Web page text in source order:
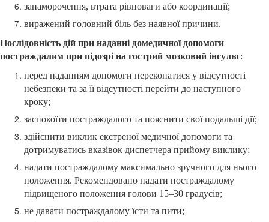
запаморочення, втрата рівноваги або координації;
виражений головний біль без наявної причини.
Послідовність дій при наданні домедичної допомоги
постраждалим при підозрі на гострий мозковий інсульт:
перед наданням допомоги переконатися у відсутності
небезпеки та за її відсутності перейти до наступного
кроку;
заспокоїти постраждалого та пояснити свої подальші дії;
здійснити виклик екстреної медичної допомоги та
дотримуватись вказівок диспетчера прийому виклику;
надати постраждалому максимально зручного для нього
положення. Рекомендовано надати постраждалому
підвищеного положення голови 15–30 градусів;
не давати постраждалому їсти та пити;